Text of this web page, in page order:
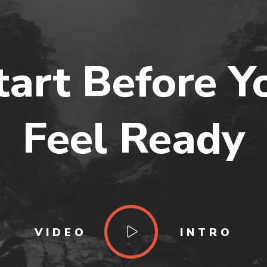
Before
Feel Ready
VIDEO INTRO